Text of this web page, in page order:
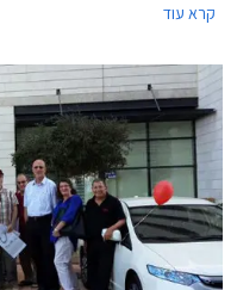
(24.4 ק"מ לליטר) בנסיעה משולבת ומציבה את האינסייט בקבוצת זיהום 2.
קרא עוד